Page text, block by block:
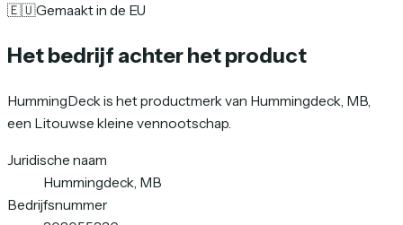
🇪🇺Gemaakt in de EU
Het bedrijf achter het product
HummingDeck is het productmerk van Hummingdeck, MB,
een Litouwse kleine vennootschap.
Juridische naam
Hummingdeck, MB
Bedrijfsnummer